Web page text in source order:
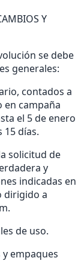
Y
se debe
generales:
contados a
en campaña
el 5 de enero
15 días.
solicitud de
y
indicadas en
dirigido a
de uso.
empaques